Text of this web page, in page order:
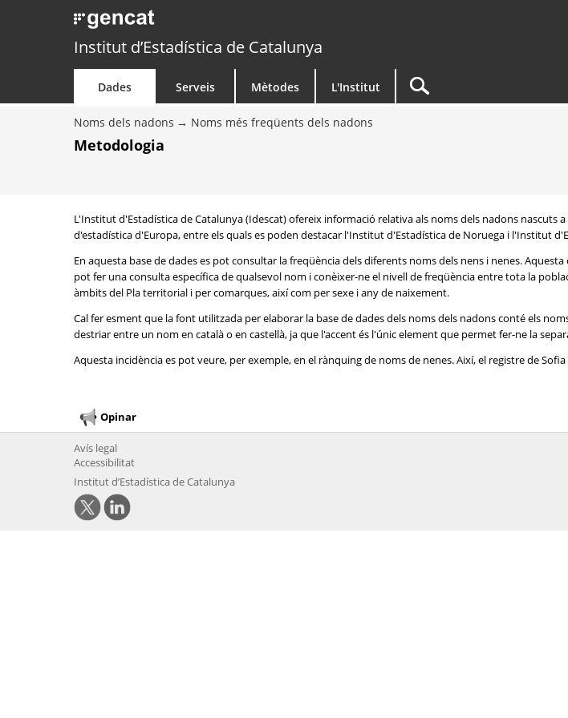
Institut d’Estadística de Catalunya
Dades Serveis Mètodes L'Institut
Noms dels nadons Noms més freqüents dels nadons
Metodologia
L'Institut d'Estadística de Catalunya (Idescat) ofereix informació relativa als noms dels nadons
d'estadística d'Europa, entre els quals es poden destacar l'Institut d'Estadística de Noruega i l'Institut
En aquesta base de dades es pot consultar la freqüència dels diferents noms dels nens i nenes.
pot fer una consulta específica de qualsevol nom i conèixer-ne el nivell de freqüència entre tota la
àmbits del Pla territorial i per comarques, així com per sexe i any de naixement.
Cal fer esment que la font utilitzada per elaborar la base de dades dels noms dels nadons conté els
destriar entre un nom en català o en castellà, ja que l'accent és l'únic element que permet fer-ne la
Aquesta incidència es pot veure, per exemple, en el rànquing de noms de nenes. Així, el registre de
Opinar
Avís legal
Accessibilitat
Institut d’Estadística de Catalunya